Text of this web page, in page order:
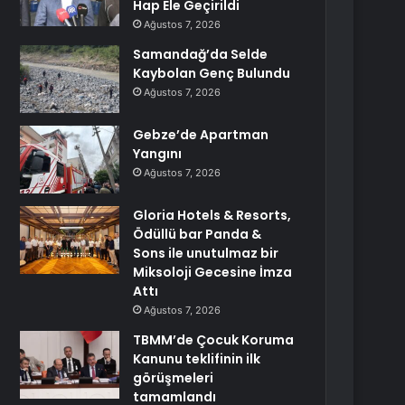
Hap Ele Geçirildi
Ağustos 7, 2026
Samandağ’da Selde
Kaybolan Genç Bulundu
Ağustos 7, 2026
Gebze’de Apartman
Yangını
Ağustos 7, 2026
Gloria Hotels & Resorts,
Ödüllü bar Panda &
Sons ile unutulmaz bir
Miksoloji Gecesine İmza
Attı
Ağustos 7, 2026
TBMM’de Çocuk Koruma
Kanunu teklifinin ilk
görüşmeleri
tamamlandı